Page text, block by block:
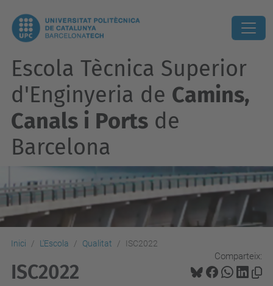
Escola Tècnica Superior
d'Enginyeria de Camins,
Canals i Ports de
Barcelona
Inici L'Escola Qualitat ISC2022
Comparteix:
ISC2022